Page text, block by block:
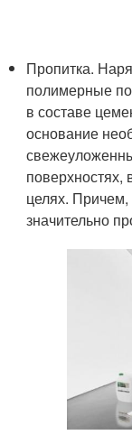
Пропитка.
полимерные
в составе
основание
целях. Причем,
значительно